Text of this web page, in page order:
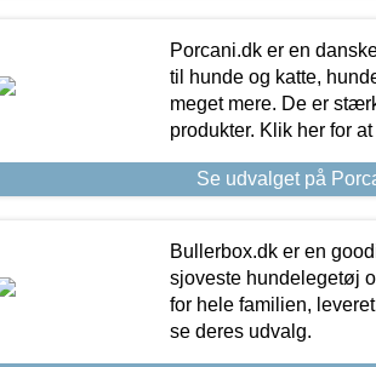
Porcani.dk er en
til hunde og katte,
meget mere. De er
produkter. Klik her for
Se udvalget på
Bullerbox.dk er en
sjoveste hundelegetøj
for hele familien,
se deres udvalg.